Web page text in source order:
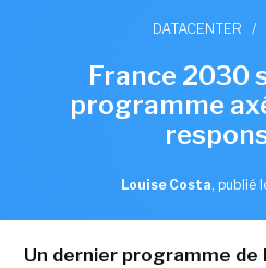
DATACENTER /
France 2030
programme
Louise Costa, publié
Un dernier programme